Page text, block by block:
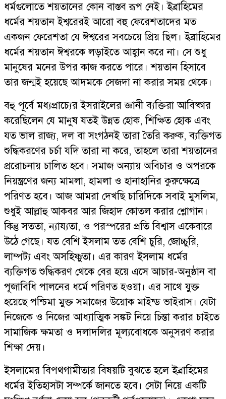
ধর্মগুলোতে শয়তানের কোন বাস্তব রূপ নেই। ইব্রাহিমের
ধর্মের শয়তান ইশ্বরেরই আরো বহু ফেরেশতাদের মত
একজন ফেরেশতা যে ঈশ্বরের সবচেয়ে প্রিয় ছিল। ইব্রাহিমের
ধর্মের শয়তান ঈশ্বরকে লড়াইতে আহ্বান করে না। সে শুধু
মানুষের মনের উপর কাজ করতে পারে। শয়তান হিসাবে
তার জন্মই হয়েছে আদমকে সেজদা না করার সময় থেকে।
বহু পূর্বে মধ্যপ্রাচ্যের ইসরাইলের জ্ঞানী ব্যক্তিরা আবিষ্কার
করেছিলেন যে মানুষ যতই উন্নত হোক, শিক্ষিত হোক এবং
যত ভাল রাজ্য, দল বা সংগঠনই তারা তৈরি করুক, ব্যক্তিগত
শুদ্ধিকরণের চর্চা যদি তারা না করে, তাহলে তারা শয়তানের
প্ররোচনায় চালিত হবে। সমাজ অন্যায় অবিচার ও অপরকে
নিয়ন্ত্রণের জন্য মামলা, হামলা ও হানাহানির কুরুক্ষেত্রে
পরিণত হবে। আজ আমরা দেখছি চারিদিকে সবাই মুসলিম,
শুধুই আল্লাহু আকবর আর জিহাদ কোতল করার শ্লোগান।
কিন্তু সততা, ন্যায্যতা, ও পরস্পরের প্রতি বিশ্বাস একেবারে
উঠে গেছে। যত বেশি ইসলাম তত বেশি চুরি, জোচ্চুরি,
লাম্পট্য এবং অসহিষ্ণুতা। এর কারণ ইসলাম ধর্মের
ব্যক্তিগত শুদ্ধিকরণ থেকে বের হয়ে এসে আচার-অনুষ্ঠান বা
পূজাবিধি পালনের ধর্মে পরিণত হওয়া। এর সাথে যুক্ত
হয়েছে পশ্চিমা মুক্ত সমাজের উয়োক মাইন্ড ভাইরাস। যেটা
নিজেকে ও নিজের আধ্যাত্মিক সঙ্কট নিয়ে চিন্তা করার চাইতে
সামাজিক ক্ষমতা ও দলাদলির মূল্যবোধকে অনুসরণ করার
শিক্ষা দেয়।
ইসলামের বিপথগামীতার বিষয়টি বুঝতে হলে ইব্রাহিমের
ধর্মের ইতিহাসটা সম্পর্কে জানতে হবে। সেটা নিয়ে একটি